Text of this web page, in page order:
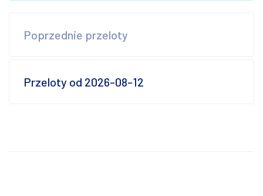
Poprzednie przeloty
Przeloty od 2026-08-12